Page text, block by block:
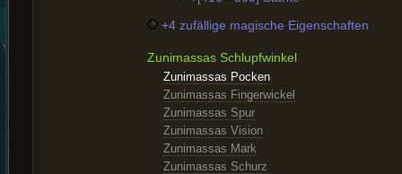
+4 zufällige magische Eigenschaften
Zunimassas Schlupfwinkel
Zunimassas Pocken
Zunimassas Fingerwickel
Zunimassas Spur
Zunimassas Vision
Zunimassas Mark
Zunimassas Schurz